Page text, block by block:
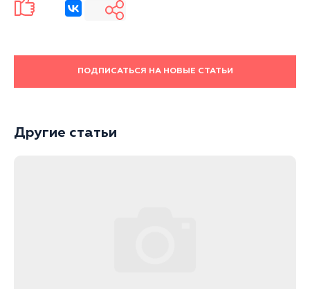
ПОДПИСАТЬСЯ НА НОВЫЕ СТАТЬИ
Другие статьи